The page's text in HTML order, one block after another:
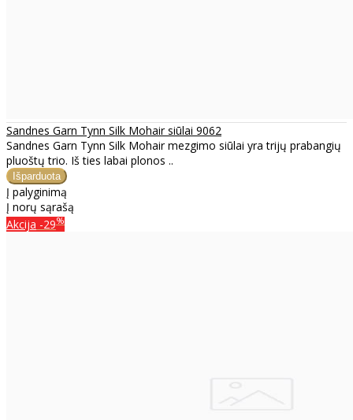
Sandnes Garn Tynn Silk Mohair siūlai 9062
Sandnes Garn Tynn Silk Mohair mezgimo siūlai yra trijų prabangių
pluoštų trio. Iš ties labai plonos ..
Į palyginimą
Į norų sąrašą
Akcija -29%